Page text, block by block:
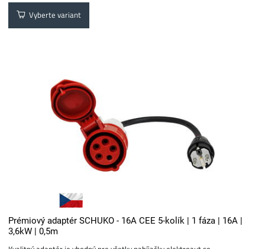
Vyberte variant
Prémiový adaptér SCHUKO - 16A CEE 5-kolík | 1 fáza | 16A |
3,6kW | 0,5m